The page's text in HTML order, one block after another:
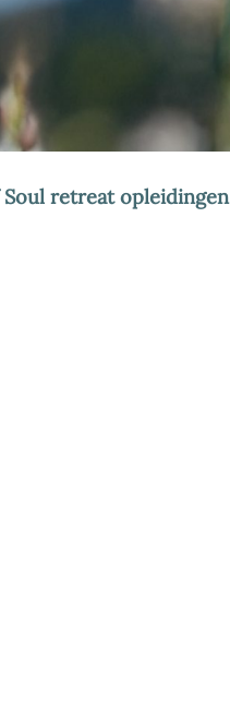
retreat opleidingen